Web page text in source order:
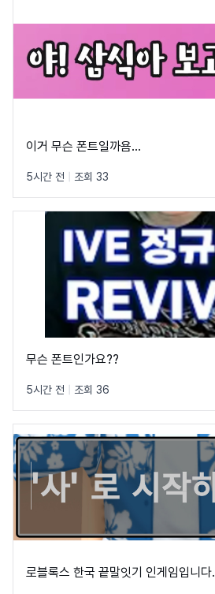
이거 무슨 폰트일까욤...
5시간 전 조회 33
무슨 폰트인가요??
5시간 전 조회 36
로블록스 한국 끝말잇기 인게임입니다.